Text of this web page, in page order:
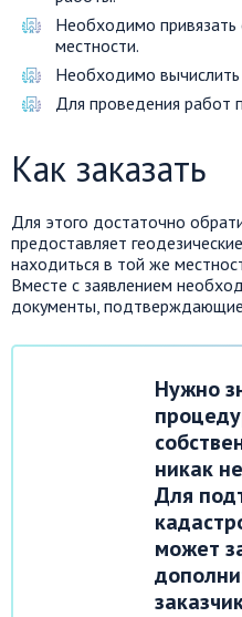
Необходимо привязать
местности.
Необходимо
Для проведения работ
Как заказать
Для этого достаточно
предоставляет
находиться в той же
Вместе с заявлением
документы,
Нужно
никак
Для
может